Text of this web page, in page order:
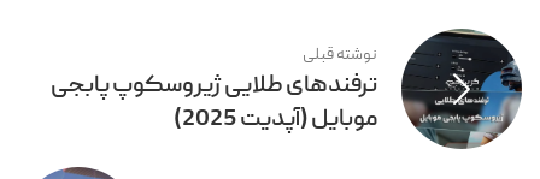
نوشته قبلی
ترفندهای طلایی ژیروسکوپ پابجی
موبایل (آپدیت 2025)